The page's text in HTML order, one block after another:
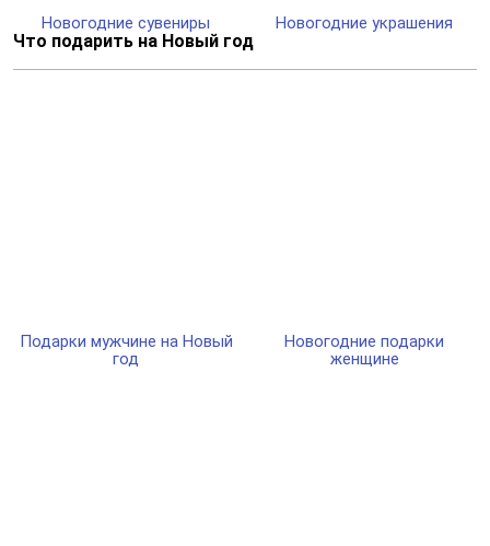
Новогодние сувениры Новогодние украшения
Что подарить на Новый год
Подарки мужчине на Новый
год
Новогодние подарки
женщине